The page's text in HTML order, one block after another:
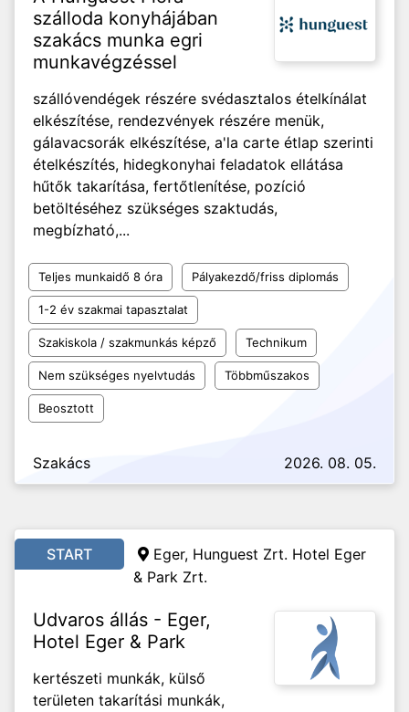
szálloda konyhájában
szakács munka egri
munkavégzéssel
szállóvendégek részére svédasztalos ételkínálat
elkészítése, rendezvények részére menük,
gálavacsorák elkészítése, a'la carte étlap szerinti
ételkészítés, hidegkonyhai feladatok ellátása
hűtők takarítása, fertőtlenítése, pozíció
betöltéséhez szükséges szaktudás,
megbízható,...
Teljes munkaidő 8 óra Pályakezdő/friss diplomás
1-2 év szakmai tapasztalat
Szakiskola / szakmunkás képző Technikum
Nem szükséges nyelvtudás Többműszakos
Beosztott
Szakács 2026. 08. 05.
START
Eger, Hunguest Zrt. Hotel Eger
& Park Zrt.
Udvaros állás - Eger,
Hotel Eger & Park
kertészeti munkák, külső
területen takarítási munkák,